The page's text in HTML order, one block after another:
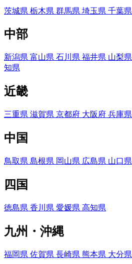
茨城県 栃木県 群馬県 埼玉県 千葉県
中部
新潟県 富山県 石川県 福井県 山梨県
知県
近畿
三重県 滋賀県 京都府 大阪府 兵庫県
中国
鳥取県 島根県 岡山県 広島県 山口県
四国
徳島県 香川県 愛媛県 高知県
九州・沖縄
福岡県 佐賀県 長崎県 熊本県 大分県